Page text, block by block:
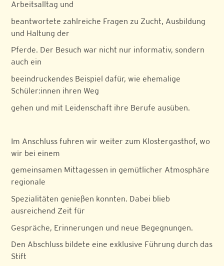
Arbeitsalltag und
beantwortete zahlreiche Fragen zu Zucht, Ausbildung
und Haltung der
Pferde. Der Besuch war nicht nur informativ, sondern
auch ein
beeindruckendes Beispiel dafür, wie ehemalige
Schüler:innen ihren Weg
gehen und mit Leidenschaft ihre Berufe ausüben.
Im Anschluss fuhren wir weiter zum Klostergasthof, wo
wir bei einem
gemeinsamen Mittagessen in gemütlicher Atmosphäre
regionale
Spezialitäten genießen konnten. Dabei blieb
ausreichend Zeit für
Gespräche, Erinnerungen und neue Begegnungen.
Den Abschluss bildete eine exklusive Führung durch das
Stift